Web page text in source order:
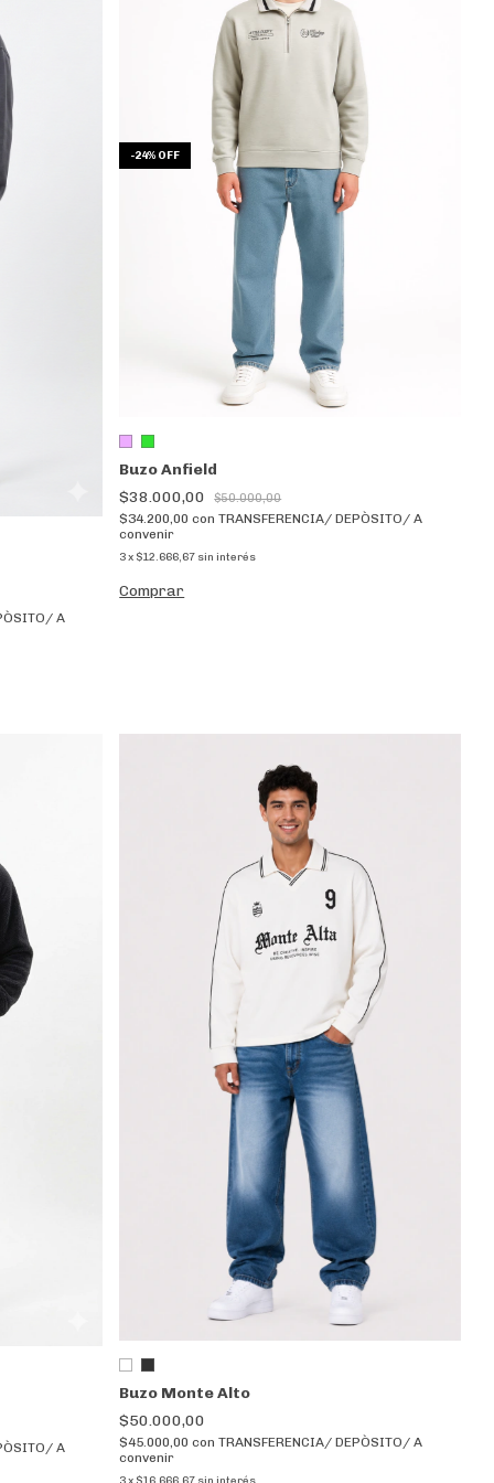
A
-24% OFF
Buzo Anfield
$38.000,00
$50.000,00
$34.200,00con TRANSFERENCIA/ DEPÒSITO/ A
convenir
3x $12.666,67 sin interés
Comprar
A
Buzo Monte Alto
$50.000,00
$45.000,00con TRANSFERENCIA/ DEPÒSITO/ A
convenir